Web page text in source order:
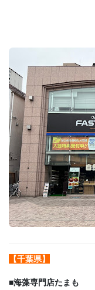
【千葉県】
■海藻専門店たまも